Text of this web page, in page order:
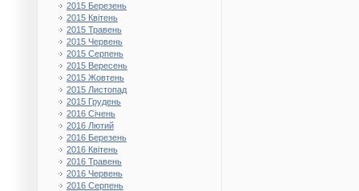
2015 Березень
2015 Квітень
2015 Травень
2015 Червень
2015 Серпень
2015 Вересень
2015 Жовтень
2015 Листопад
2015 Грудень
2016 Січень
2016 Лютий
2016 Березень
2016 Квітень
2016 Травень
2016 Червень
2016 Серпень